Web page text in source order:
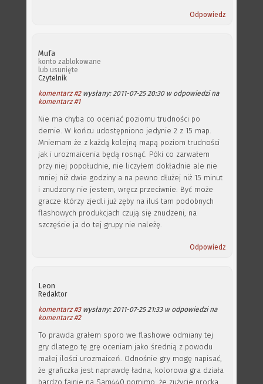
Odpowiedz
Mufa
konto zablokowane
lub usunięte
Czytelnik
komentarz #2wysłany: 2011-07-25 20:30 w odpowiedzi na
komentarz #1
Nie ma chyba co oceniać poziomu trudności po
demie. W końcu udostępniono jedynie 2 z 15 map.
Mniemam że z każdą kolejną mapą poziom trudności
jak i urozmaicenia będą rosnąć. Póki co zarwałem
przy niej popołudnie, nie liczyłem dokładnie ale nie
mniej niż dwie godziny a na pewno dłużej niż 15 minut
i znudzony nie jestem, wręcz przeciwnie. Być może
gracze którzy zjedli już zęby na iluś tam podobnych
flashowych produkcjach czują się znudzeni, na
szczęście ja do tej grupy nie należę.
Odpowiedz
Leon
Redaktor
komentarz #3wysłany: 2011-07-25 21:33 w odpowiedzi na
komentarz #2
To prawda grałem sporo we flashowe odmiany tej
gry dlatego tę grę oceniam jako średnią z powodu
małej ilości urozmaiceń. Odnośnie gry mogę napisać,
że graficzka jest naprawdę ładna, kolorowa gra działa
bardzo fajnie na Sam440 pomimo, że zużycie procka